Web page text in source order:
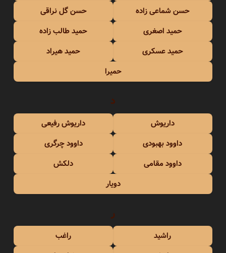
حسن شماعی زاده
حسن گل نراقی
حمید اصغری
حمید طالب زاده
حمید عسکری
حمید هیراد
حمیرا
د
داریوش
داریوش رفیعی
داوود بهبودی
داوود چرگری
داوود مقامی
دلکش
دویار
ر
راشید
راغب